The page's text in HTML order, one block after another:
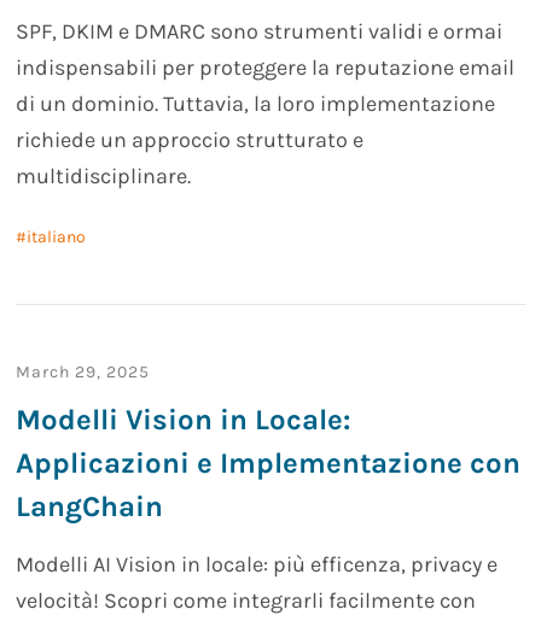
SPF, DKIM e DMARC sono strumenti validi e ormai
indispensabili per proteggere la reputazione email
di un dominio. Tuttavia, la loro implementazione
richiede un approccio strutturato e
multidisciplinare.
italiano
March 29, 2025
Modelli Vision in Locale:
Applicazioni e Implementazione con
LangChain
Modelli AI Vision in locale: più efficenza, privacy e
velocità! Scopri come integrarli facilmente con